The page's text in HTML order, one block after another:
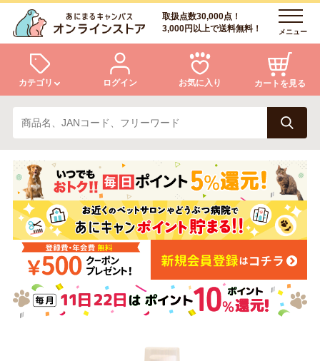
取扱点数30,000点！
3,000円以上で送料無料！
メニュー
カテゴリ
犬 猫
小動物・鳥 アクア・爬虫類・昆虫
ドッグフード キャットフード
美容・ケア用品 服・おさんぽ用品
ログイン お気に入り カートを見る
ログイン
会員登録
あにまるキャンパスについて
アフターサービス
商品リクエスト